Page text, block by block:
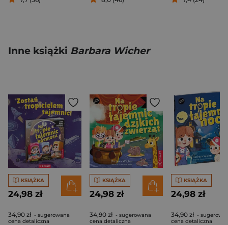
Inne książki Barbara Wicher
KSIĄŻKA
24,98 zł
34,90 zł - sugerowana
cena detaliczna
KSIĄŻKA
24,98 zł
34,90 zł - sugerowana
cena detaliczna
KSIĄŻKA
24,98 zł
34,90 zł -
cena detaliczna